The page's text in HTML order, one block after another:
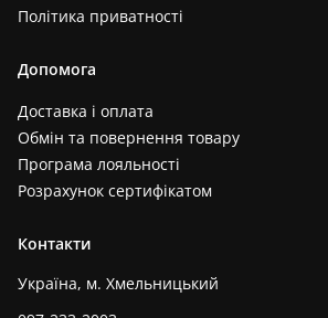
Політика приватності
Допомога
Доставка і оплата
Обмін та повернення товару
Програма лояльності
Розрахунок сертифікатом
Контакти
Україна, м. Хмельницький